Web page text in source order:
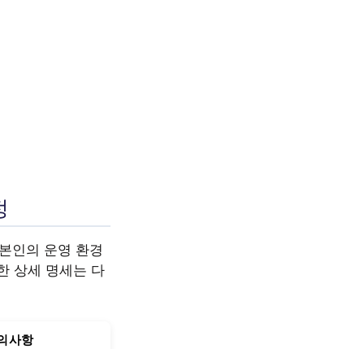
인의 운영 환경
상세 명세는 다
사항